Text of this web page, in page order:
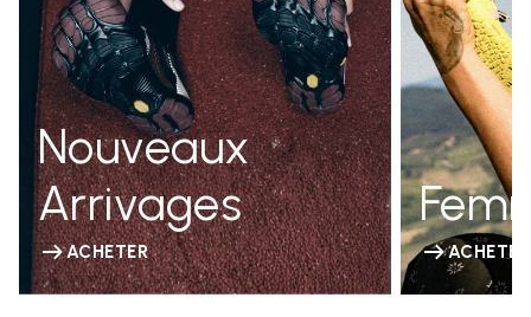
Nouveaux
Arrivages
ACHETER ACHETER